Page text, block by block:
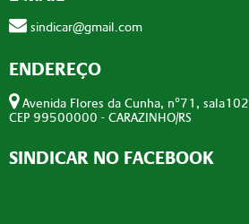
sindicar@gmail.com
ENDEREÇO
Avenida Flores da Cunha, n°71, sala102
CEP 99500000 - CARAZINHO/RS
SINDICAR NO FACEBOOK